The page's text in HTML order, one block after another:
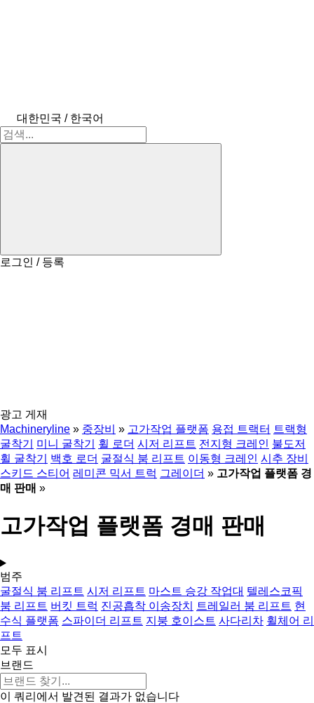
대한민국 / 한국어
로그인 / 등록
광고 게재
Machineryline » 중장비 » 고가작업 플랫폼 용접 트랙터 트랙형
굴착기
미니 굴착기 휠 로더 시저 리프트 전지형 크레인 불도저
휠 굴착기
백호 로더 굴절식 붐 리프트 이동형 크레인 시추 장비
스키드 스티어 레미콘 믹서 트럭 그레이더 » 고가작업 플랫폼 경
매 판매 »
고가작업 플랫폼 경매 판매
범주
굴절식 붐 리프트 시저 리프트 마스트 승강 작업대 텔레스코픽
붐 리프트 버킷 트럭 진공흡착 이송장치 트레일러 붐 리프트 현
수식 플랫폼 스파이더 리프트 지붕 호이스트 사다리차 휠체어 리
프트
모두 표시
브랜드
이 쿼리에서 발견된 결과가 없습니다